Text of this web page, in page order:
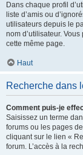
Dans chaque profil
liste d’amis ou
utilisateurs depuis le
nom d’utilisateur.
cette même page.
Haut
Recherche dans
Comment puis-je
Saisissez un terme
forums ou les pages
cliquant sur le lien «
forum. L’accès à la